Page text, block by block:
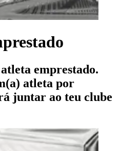
emprestado.
atleta por
juntar ao teu clube